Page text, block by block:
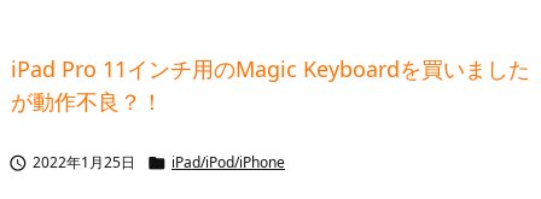
次へ
iPad Pro 11インチ用のMagic Keyboardを買いました
が動作不良？！
 2022年1月25日  iPad/iPod/iPhone